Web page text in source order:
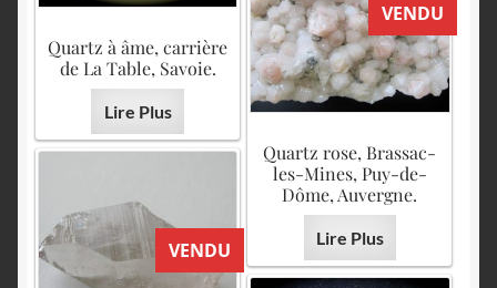
Quartz à âme, carrière
de La Table, Savoie.
Lire Plus
VENDU
Quartz rose, Brassac-
les-Mines, Puy-de-
Dôme, Auvergne.
Lire Plus
VENDU